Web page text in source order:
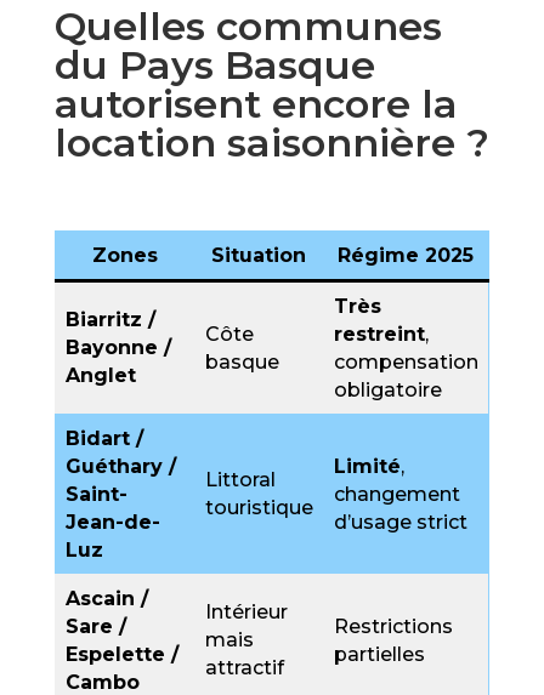
Quelles communes
du Pays Basque
autorisent encore la
location saisonnière ?
Zones Situation Régime 2025
Biarritz /
Bayonne /
Anglet
Côte
basque
Très
restreint,
compensation
obligatoire
Bidart /
Guéthary /
Saint-
Jean-de-
Luz
Littoral
touristique
Limité,
changement
d’usage strict
Ascain /
Sare /
Espelette /
Cambo
Intérieur
mais
attractif
Restrictions
partielles